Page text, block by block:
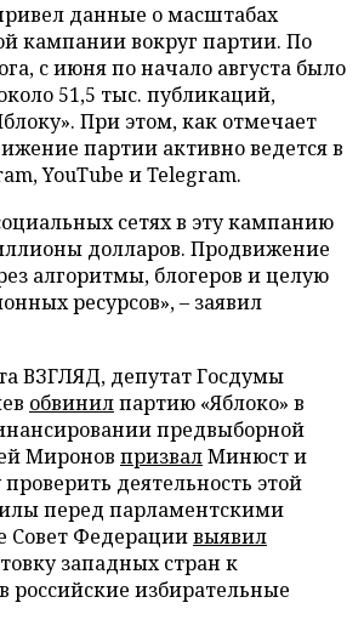
данные о масштабах
кампании вокруг партии. По
с июня по начало августа было
51,5 тыс. публикаций,
При этом, как отмечает
партии активно ведется в
YouTube и Telegram.
сетях в эту кампанию
долларов. Продвижение
алгоритмы, блогеров и целую
ресурсов», – заявил
ВЗГЛЯД, депутат Госдумы
обвинилпартию «Яблоко» в
предвыборной
Миронов призвалМинюст и
деятельность этой
перед парламентскими
Совет Федерациивыявил
западных стран к
российские избирательные